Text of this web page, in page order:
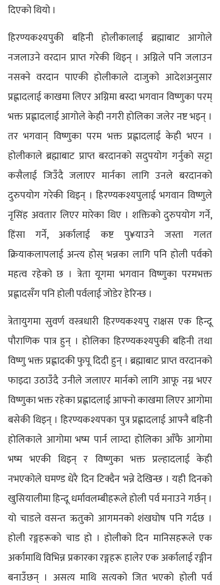
दिएको थियो ।
हिरण्यकश्यपुकी बहिनी होलीकालाई ब्रह्माबाट आगोले
नजलाउने वरदान प्राप्त गरेकी थिइन् । अग्निले पनि जलाउन
नसक्ने वरदान पाएकी होलीकाले दाजुको आदेशअनुसार
प्रह्लादलाई काखमा लिएर अग्निमा बस्दा भगवान विष्णुका परम्
भक्त प्रह्लादलाई आगोले केही नगरी होलिका जलेर नष्ट भइन् ।
तर भगवान् विष्णुका परम भक्त प्रह्लादलाई केही भएन ।
होलीकाले ब्रह्माबाट प्राप्त बरदानको सदुपयोग गर्नुको सट्टा
कसैलाई जिउँदै जलाएर मार्नका लागि उनले बरदानको
दुरुपयोग गरेकी थिइन् । हिरण्यकश्यपुलाई भगवान विष्णुले
नृसिंह अवतार लिएर मारेका थिए । शक्तिको दुरुपयोग गर्ने,
हिंसा गर्ने, अर्कालाई कष्ट पु¥याउने जस्ता गलत
क्रियाकलापलाई अन्त्य होस् भन्नका लागि पनि होली पर्वको
महत्व रहेको छ । त्रेता यूगमा भगवान विष्णुका परमभक्त
प्रह्लादसँग पनि होली पर्वलाई जोडेर हेरिन्छ ।
त्रेतायुगमा सुवर्ण वस्त्रधारी हिरण्यकश्यपु राक्षस एक हिन्दू
पौराणिक पात्र हुन् । होलिका हिरण्यकश्यपुकी बहिनी तथा
विष्णु भक्त प्रह्लादकी फुपू दिदी हुन् । ब्रह्माबाट प्राप्त वरदानको
फाइदा उठाउँदै उनीले जलाएर मार्नको लागि आफू नग्न भएर
विष्णुका भक्त रहेका प्रह्लादलाई आफ्नो काखमा लिएर आगोमा
बसेकी थिइन् । हिरण्यकश्यपका पुत्र प्रह्लादलाई आफ्नै बहिनी
होलिकाले आगोमा भष्म पार्न लाग्दा होलिका आँफै आगोमा
भष्म भएकी थिइन् र विष्णुका भक्त प्रल्हादलाई केही
नभएकोले घमण्ड धेरै दिन टिक्दैन भन्ने देखिन्छ । यही दिनको
खुसियालीमा हिन्दू धर्मावलम्बीहरूले होली पर्व मनाउने गर्छन् ।
यो चाडले वसन्त ऋतुको आगमनको शंखघोष पनि गर्दछ ।
होली रङ्गहरूको चाड हो । होलीको दिन मानिसहरूले एक
अर्कामाथि विभिन्न प्रकारका रङ्गहरू हालेर एक अर्कालाई रङ्गीन
बनाउँछन् । असत्य माथि सत्यको जित भएको होली पर्व